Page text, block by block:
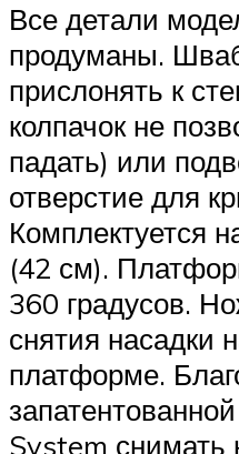
Все детали
продуманы.
прислонять к
колпачок не
падать) или
отверстие для
Комплектуется
(42 см).
360 градусов.
снятия насадки
платформе.
System снимать